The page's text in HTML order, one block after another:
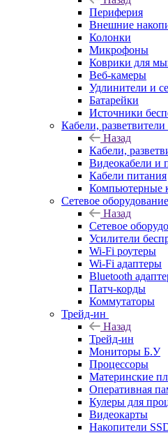
Периферия
Внешние
Колонки
Микрофоны
Коврики для
Веб-камеры
Удлинители и
Батарейки
Источники
Кабели,
Назад
Кабели,
Видеокабели и
Кабели питания
Компьютерные
Сетевое оборудование
Назад
Сетевое
Усилители
Wi-Fi роутеры
Wi-Fi адаптеры
Bluetooth
Патч-корды
Коммутаторы
Трейд-ин
Назад
Трейд-ин
Мониторы Б.У
Процессоры
Материнские
Оперативная
Кулеры для
Видеокарты
Накопители